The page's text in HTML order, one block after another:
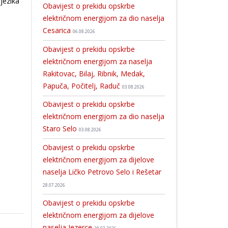
Obavijest o prekidu opskrbe
električnom energijom za dio naselja
Cesarica 06.08.2026
Obavijest o prekidu opskrbe
električnom energijom za naselja
Rakitovac, Bilaj, Ribnik, Medak,
Papuča, Počitelj, Raduč 03.08.2026
Obavijest o prekidu opskrbe
električnom energijom za dio naselja
Staro Selo 03.08.2026
Obavijest o prekidu opskrbe
električnom energijom za dijelove
naselja Ličko Petrovo Selo i Rešetar
28.07.2026
Obavijest o prekidu opskrbe
električnom energijom za dijelove